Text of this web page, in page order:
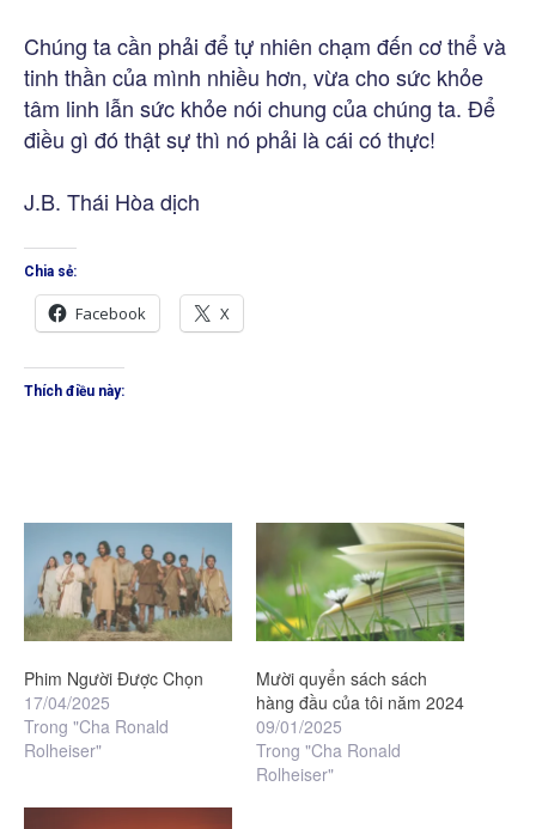
Chúng ta cần phải để tự nhiên chạm đến cơ thể và
tinh thần của mình nhiều hơn, vừa cho sức khỏe
tâm linh lẫn sức khỏe nói chung của chúng ta. Để
điều gì đó thật sự thì nó phải là cái có thực!
J.B. Thái Hòa dịch
Chia sẻ:
Facebook X
Thích điều này:
Phim Người Được Chọn
17/04/2025
Trong "Cha Ronald
Rolheiser"
Mười quyển sách sách
hàng đầu của tôi năm 2024
09/01/2025
Trong "Cha Ronald
Rolheiser"